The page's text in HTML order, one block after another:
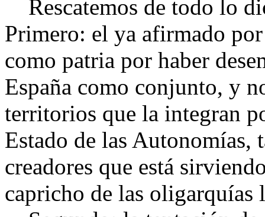
Rescatemos de todo lo
Primero: el ya afirmado
como patria por haber
España como conjunto, y
territorios que la integran
Estado de las Autonomías,
creadores que está
capricho de las oligarquías